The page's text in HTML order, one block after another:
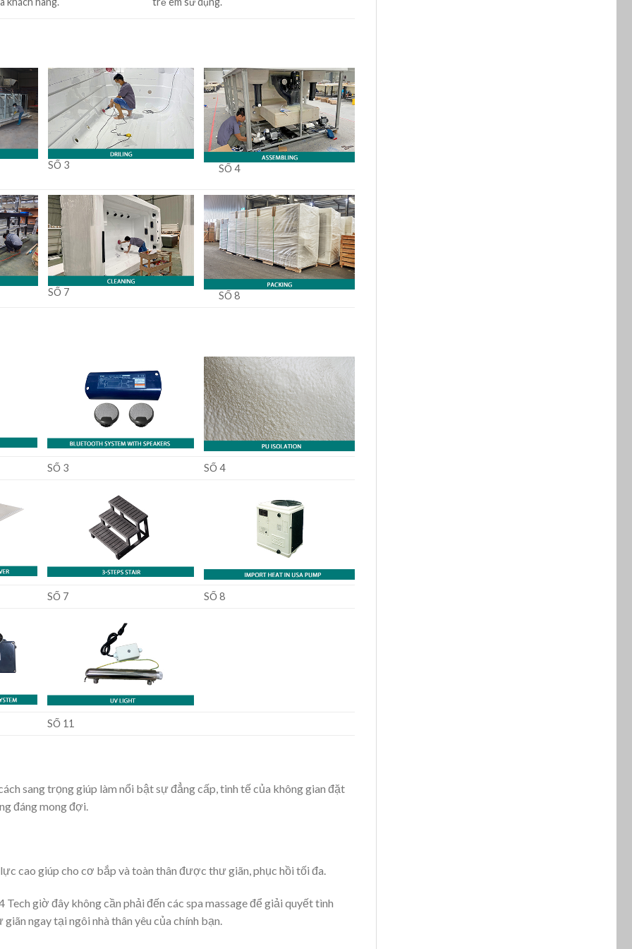
SỐ 3 SỐ 4
SỐ 7 SỐ 8
SỐ 3 SỐ 4
SỐ 7 SỐ 8
SỐ 11
sang trọng giúp làm nổi bật sự đẳng cấp, tinh tế của không gian đặt
đáng mong đợi.
cao giúp cho cơ bắp và toàn thân được thư giãn, phục hồi tối đa.
giờ đây không cần phải đến các spa massage để giải quyết tình
ngay tại ngôi nhà thân yêu của chính bạn.